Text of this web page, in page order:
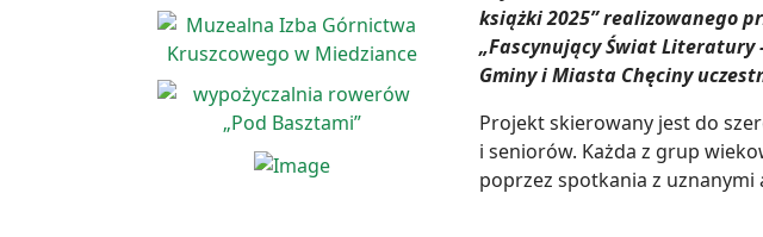
książki 2025” realizowanego
„Fascynujący Świat Literatury
Gminy i Miasta Chęciny
Projekt skierowany jest do
i seniorów. Każda z grup
poprzez spotkania z